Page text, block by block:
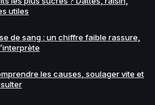
utiles
de sang : un chiffre faible rassure,
les causes, soulager vite et